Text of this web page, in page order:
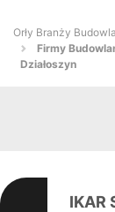
Orły Branży
Firmy
Działoszyn
IKAR